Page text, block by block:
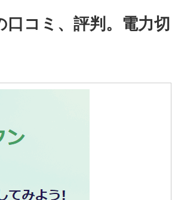
コミ、評判。電力切